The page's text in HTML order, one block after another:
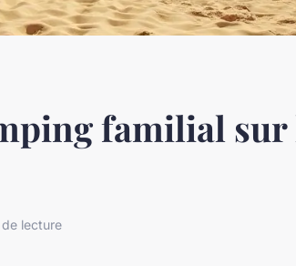
familial
lecture